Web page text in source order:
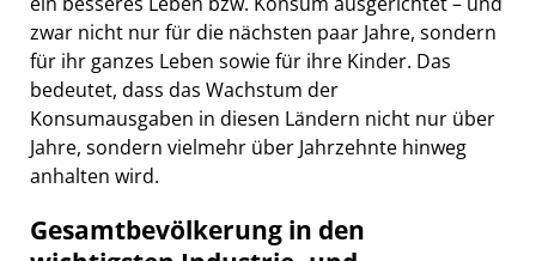
zwar nicht nur für die nächsten paar Jahre, sondern
für ihr ganzes Leben sowie für ihre Kinder. Das
bedeutet, dass das Wachstum der
Konsumausgaben in diesen Ländern nicht nur über
Jahre, sondern vielmehr über Jahrzehnte hinweg
anhalten wird.
Gesamtbevölkerung in den